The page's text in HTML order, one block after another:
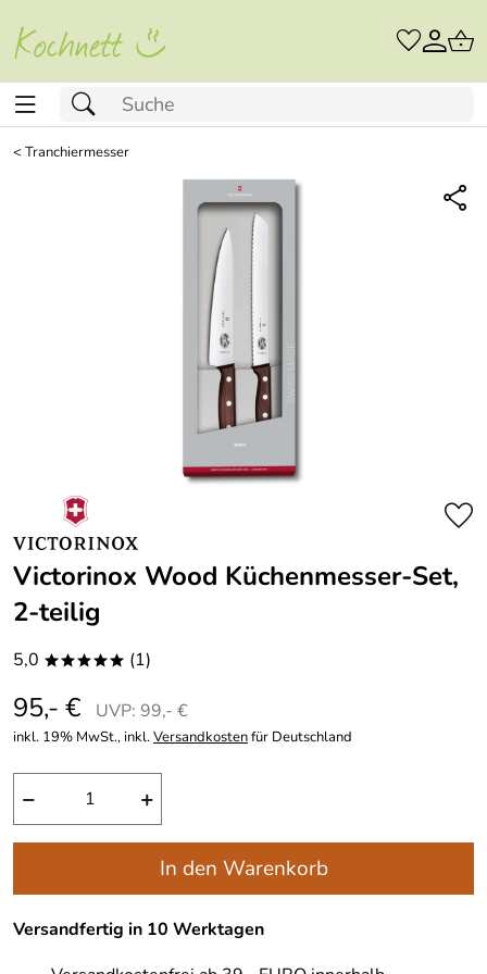
<Tranchiermesser
Victorinox Wood Küchenmesser-Set,
2-teilig
5,0 ***** (1)
95,- € UVP: 99,- €
inkl. 19% MwSt., inkl.Versandkostenfür Deutschland
− +
In den Warenkorb
Versandfertig in 10 Werktagen